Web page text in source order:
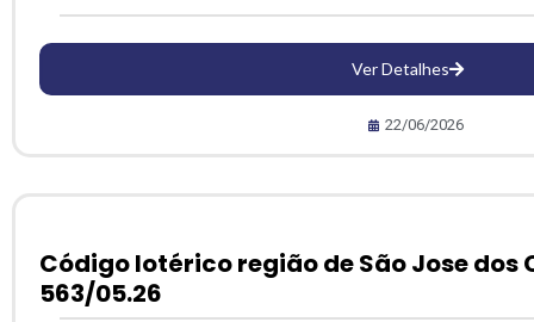
Ver Detalhes
22/06/2026
Código lotérico região de São Jose dos
563/05.26